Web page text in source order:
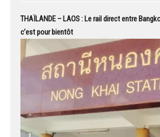
THAÏLANDE – LAOS : Le rail direct entre
c’est pour bientôt